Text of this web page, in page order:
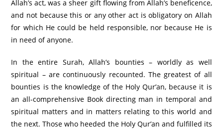
Allah’s act, was a sheer gift flowing from Allah’s beneficence,
and not because this or any other act is obligatory on Allah
for which He could be held responsible, nor because He is
in need of anyone.
In the entire Surah, Allah’s bounties – worldly as well
spiritual – are continuously recounted. The greatest of all
bounties is the knowledge of the Holy Qur’an, because it is
an all-comprehensive Book directing man in temporal and
spiritual matters and in matters relating to this world and
the next. Those who heeded the Holy Qur’an and fulfilled its